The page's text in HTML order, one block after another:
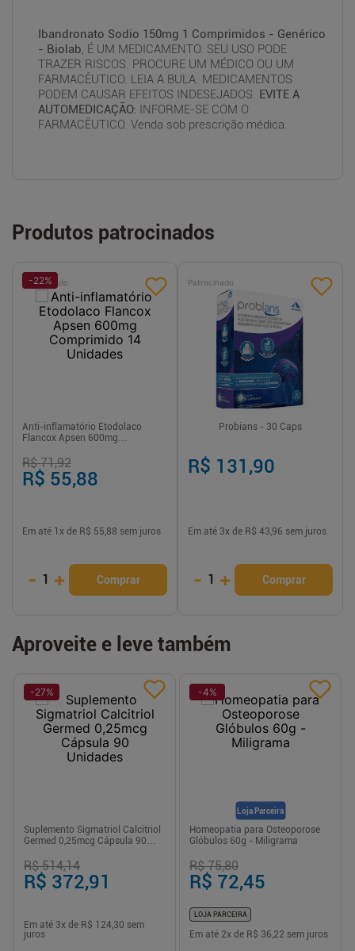
Ibandronato Sodio 150mg 1 Comprimidos - Genérico
- Biolab, É UM MEDICAMENTO. SEU USO PODE
TRAZER RISCOS. PROCURE UM MÉDICO OU UM
FARMACÊUTICO. LEIA A BULA. MEDICAMENTOS
PODEM CAUSAR EFEITOS INDESEJADOS. EVITE A
AUTOMEDICAÇÃO: INFORME-SE COM O
FARMACÊUTICO. Venda sob prescrição médica.
Produtos patrocinados
Patrocinado
-22%
Anti-inflamatório Etodolaco
Flancox Apsen 600mg
R$ 71,92
R$ 55,88
Em até 1 x de R$ 55,88 sem juros
- 1 + Comprar
Patrocinado
Probians - 30 Caps
R$ 131,90
Em até 3x de R$ 43,96 sem juros
- 1 + Comprar
Aproveite e leve também
-27%
Suplemento Sigmatriol Calcitriol
Germed 0,25mcg Cápsula 90
R$ 514,14
R$ 372,91
Em até 3x de R$ 124,30 sem
juros
Loja Parceira
-4%
Homeopatia para Osteoporose
Glóbulos 60g - Miligrama
R$ 75,80
R$ 72,45
LOJA PARCEIRA
Em até 2x de R$ 36,22 sem juros